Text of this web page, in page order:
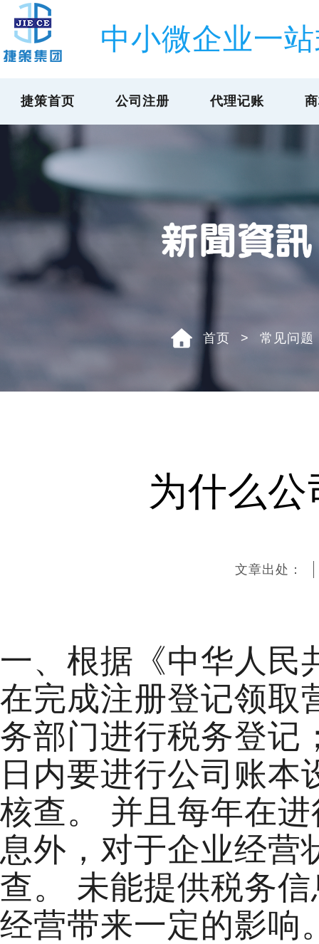
中小微企业一
捷策首页 公司注册 代理记账
首页 > 常见问题
为什么
文章出处：
一、根据《中华人民
在完成注册登记领取
务部门进行税务登记
日内要进行公司账
核查。 并且每年在
息外，对于企业经营
查。 未能提供税务
经营带来一定的影响